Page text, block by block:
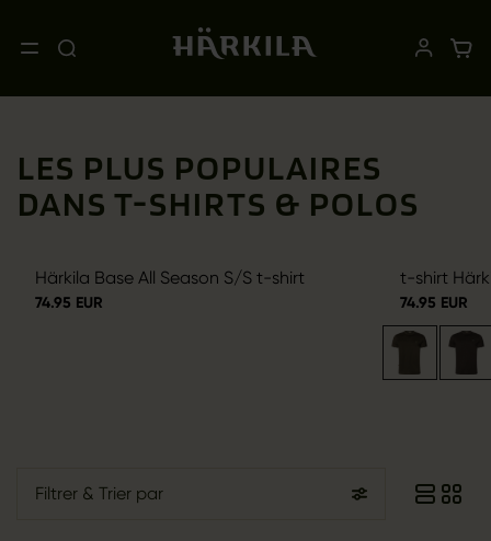
LES PLUS POPULAIRES
DANS T-SHIRTS & POLOS
Härkila Base All Season S/S t-shirt
74.95 EUR
t-shirt
74.95 EUR
Filtrer & Trier par